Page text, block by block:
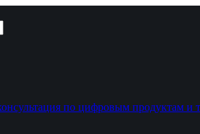
по цифровым продуктам и